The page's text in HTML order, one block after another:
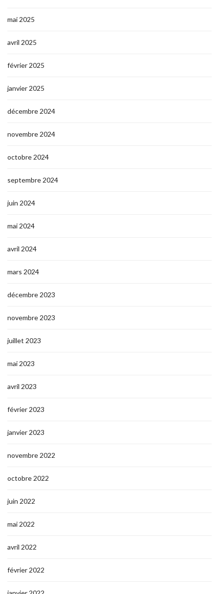
mai 2025
avril 2025
février 2025
janvier 2025
décembre 2024
novembre 2024
octobre 2024
septembre 2024
juin 2024
mai 2024
avril 2024
mars 2024
décembre 2023
novembre 2023
juillet 2023
mai 2023
avril 2023
février 2023
janvier 2023
novembre 2022
octobre 2022
juin 2022
mai 2022
avril 2022
février 2022